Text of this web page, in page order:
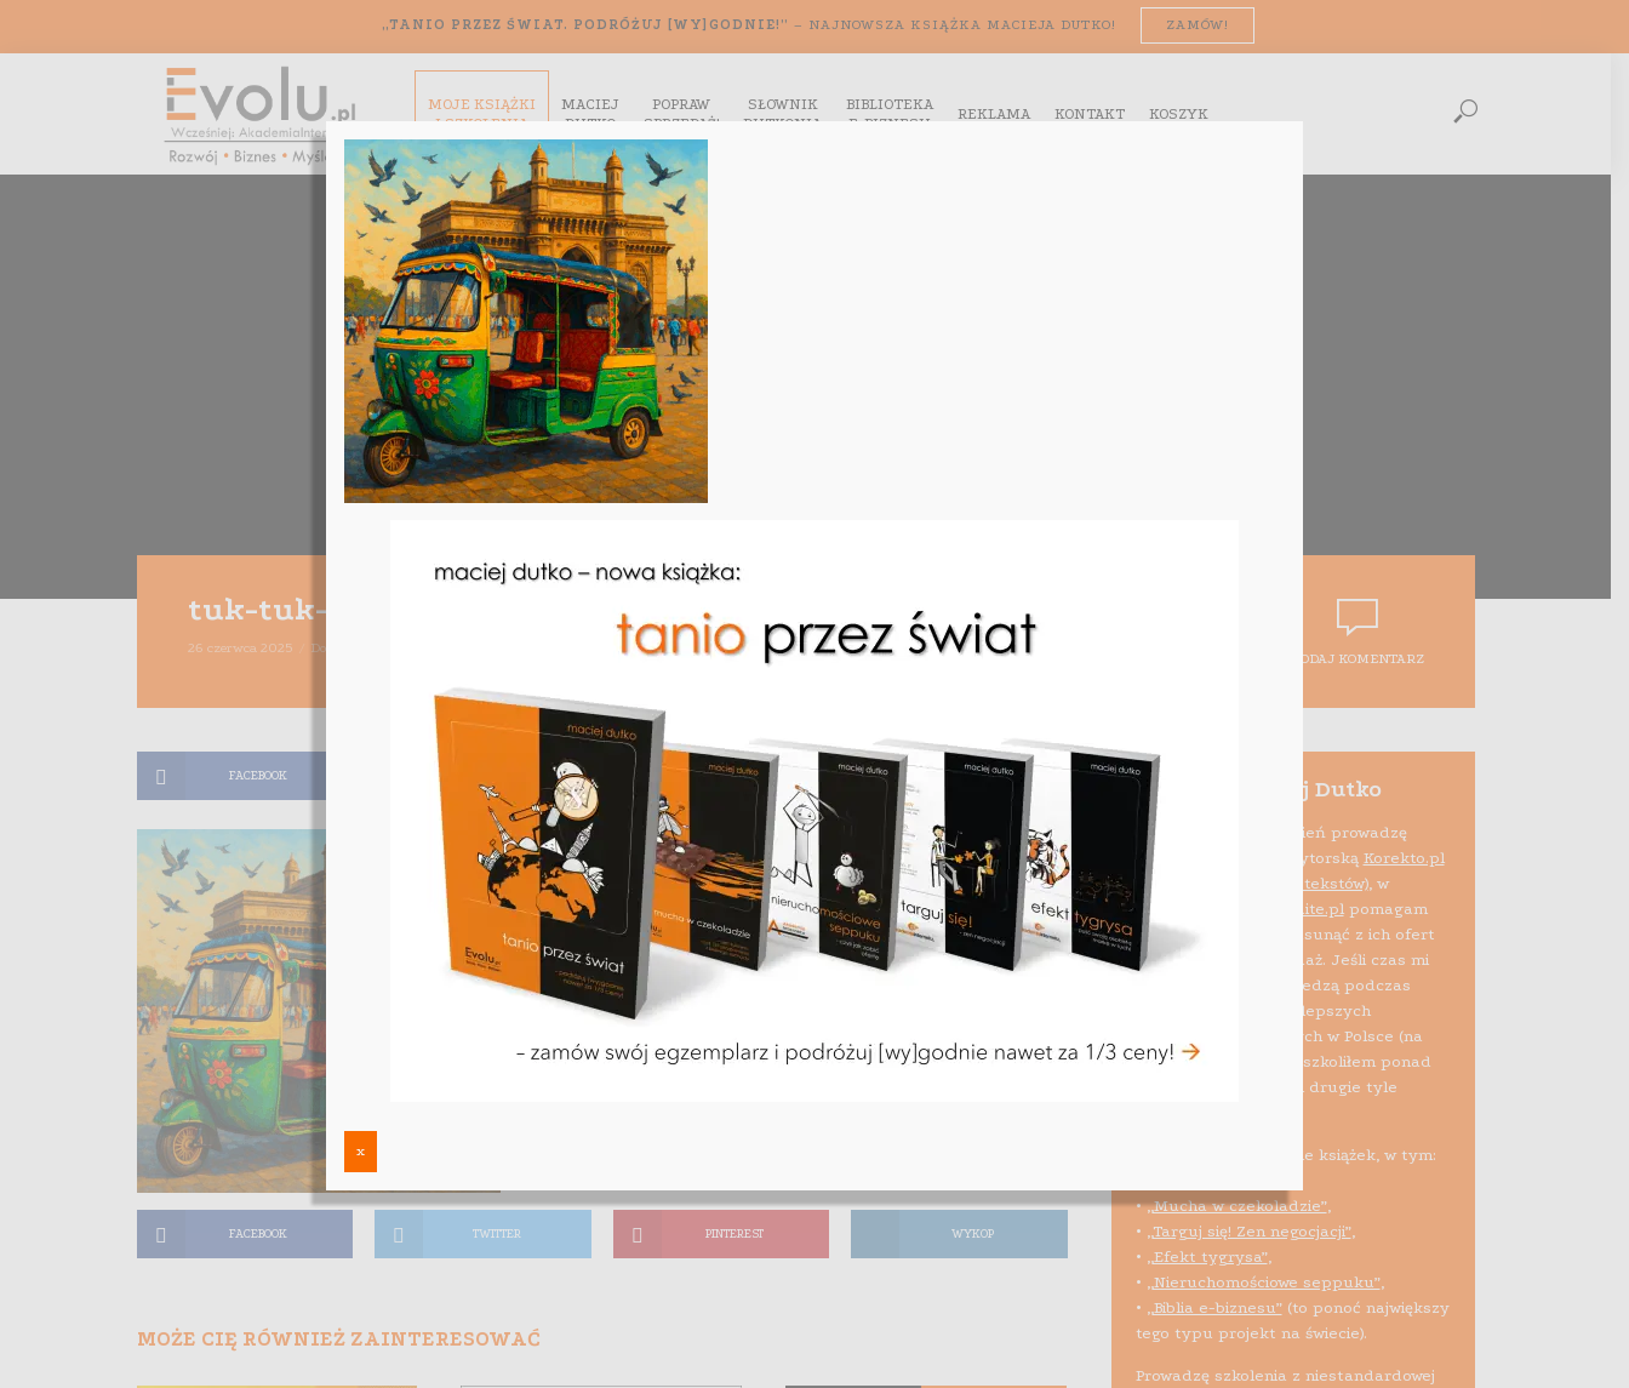
„TANIO PRZEZ ŚWIAT. PODRÓŻUJ [WY]GODNIE!” – NAJNOWSZA KSIĄŻKA MACIEJA DUTKO! ZAMÓW!
MOJE KSIĄŻKI
I SZKOLENIA
MACIEJ
DUTKO
POPRAW
SPRZEDAŻ!
SŁOWNIK
DUTKONIA
BIBLIOTEKA
E-BIZNESU
REKLAMA KONTAKT KOSZYK
tuk-tuk-india-evolu
26 czerwca 2025 Dodaj komentarz 1 minut czytania
DODAJ KOMENTARZ
FACEBOOK PINTEREST WYKOP
FACEBOOK TWITTER PINTEREST WYKOP
MOŻE CIĘ RÓWNIEŻ ZAINTERESOWAĆ
Maciej Dutko
Na co dzień prowadzę
firmę edytorską Korekto.pl
(korekta tekstów), w
ramach projektu
Audite.plpomagam
też e-sprzedawcom usunąć z ich ofert
błędy psujące sprzedaż. Jeśli czas mi
pozwala, dzielę się wiedzą podczas
szkoleń i zajęć na najlepszych
uczelniach biznesowych w Polsce (na
zlecenie Allegro przeszkoliłem ponad
10 tys. sprzedawców i drugie tyle
Spłodziłem kilkanaście książek, w tym:
•„Mucha w czekoladzie”,
• „Targuj się! Zen negocjacji”,
• „Efekt tygrysa”,
• „Nieruchomościowe seppuku”,
• „Biblia e-biznesu”(to ponoć największy
tego typu projekt na świecie).
Prowadzę szkolenia z niestandardowej
x